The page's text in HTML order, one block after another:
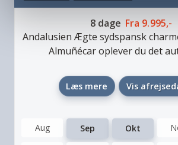
8 dage Fra 9.995,-
AndalusienÆgte sydspansk
Almuñécar oplever du det
Læs mere Vis
Aug Sep Okt